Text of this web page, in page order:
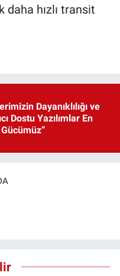
daha hızlı transit
Dayanıklılığı ve
Dostu Yazılımlar En